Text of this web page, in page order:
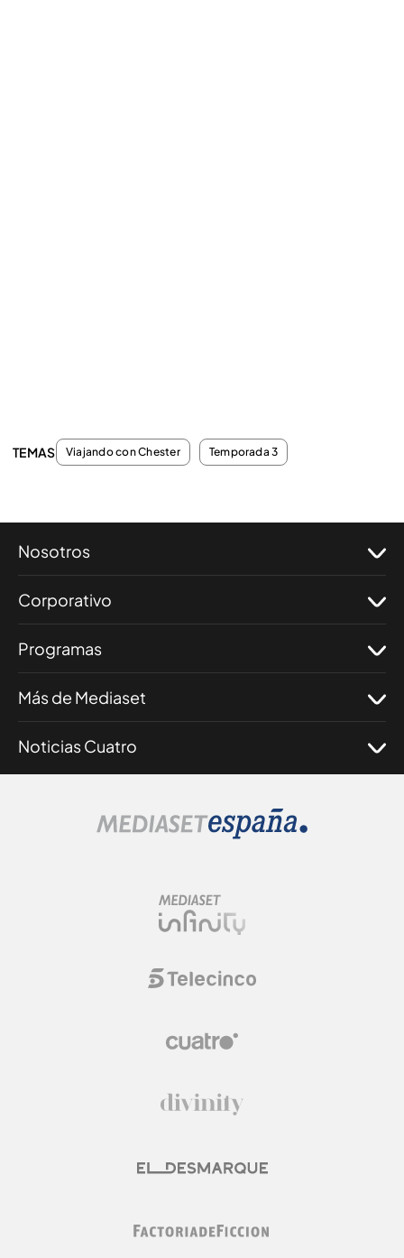
TEMAS Viajando con Chester Temporada 3
Nosotros
Corporativo
Programas
Más de Mediaset
Noticias Cuatro